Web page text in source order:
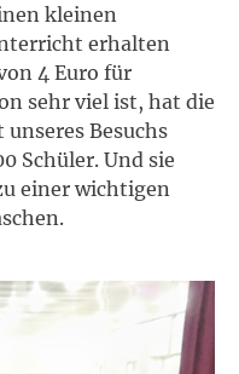
kleinen
erhalten
4 Euro für
sehr viel ist, hat die
Besuchs
Schüler. Und sie
einer wichtigen